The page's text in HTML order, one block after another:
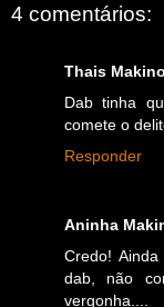
4 comentários:
Thais Makino
Dab tinha
comete o
Responder
Aninha
Credo!
dab, não
vergonha....